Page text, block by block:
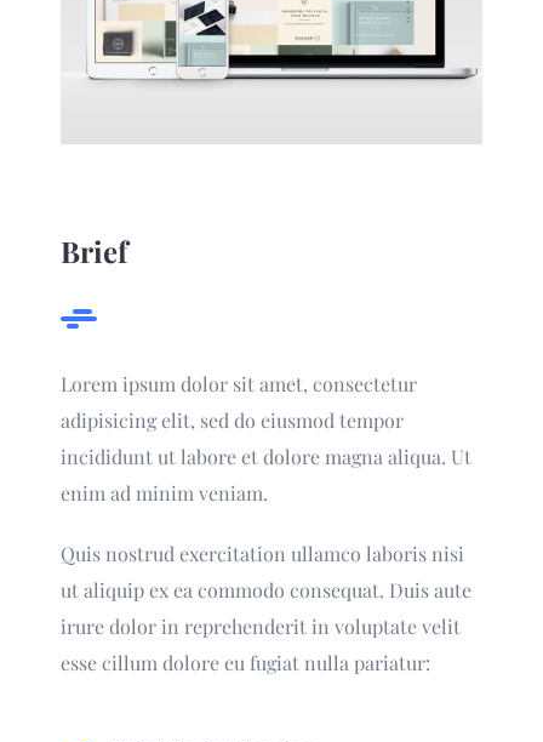
Brief
Lorem ipsum dolor sit amet, consectetur
adipisicing elit, sed do eiusmod tempor
incididunt ut labore et dolore magna aliqua. Ut
enim ad minim veniam.
Quis nostrud exercitation ullamco laboris nisi
ut aliquip ex ea commodo consequat. Duis aute
irure dolor in reprehenderit in voluptate velit
esse cillum dolore eu fugiat nulla pariatur: